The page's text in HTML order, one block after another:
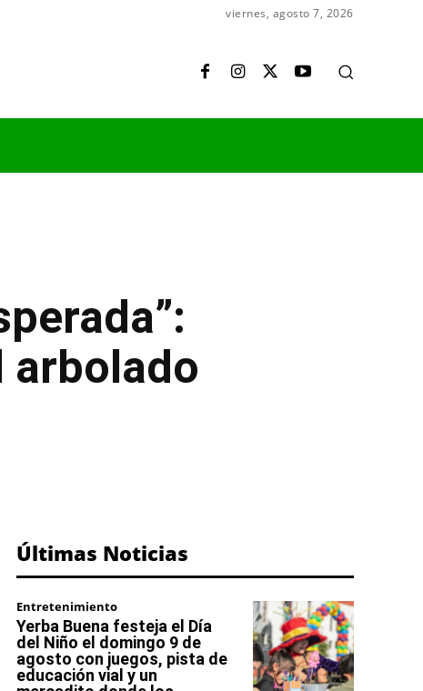
viernes, agosto 7, 2026
arbolado
Últimas Noticias
Entretenimiento
Yerba Buena festeja el Día
del Niño el domingo 9 de
agosto con juegos, pista de
educación vial y un